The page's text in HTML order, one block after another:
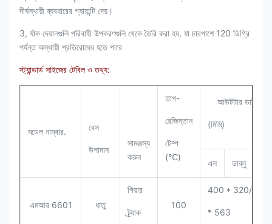
দীর্ঘস্থায়ী ব্যবহারের গ্যারান্টি দেয়।
3, র্যাক দেয়ালগুলি পরিবাহী উপকরণগুলি থেকে তৈরি করা হয়, যা চারপাশে 120 ডিগ্রি
পর্যন্ত অস্থায়ী প্রতিরোধের হতে পারে
স্ট্যান্ডার্ড সাইজের টেবিল ও তথ্য:
মডেল নাম্বার. বেস
উপাদান
সামঞ্জস্য
করুন
তাপ-
রেজিস্তান
টেম্প
(℃)
আউটটার
(মিমি)
এল ডাব্লু
এমআর 6601 ধাতু
গিয়ার
ট্র্যাক
100
400 * 320/380
* 563